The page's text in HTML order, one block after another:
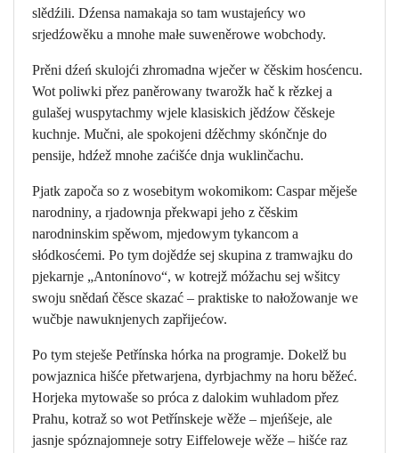
slědźili. Dźensa namakaja so tam wustajeńcy wo
srjedźowěku a mnohe małe suweněrowe wobchody.
Prěni dźeń skulojći zhromadna wječer w čěskim hosćencu.
Wot poliwki přez paněrowany twarožk hač k rězkej a
gulašej wuspytachmy wjele klasiskich jědźow čěskeje
kuchnje. Mučni, ale spokojeni dźěchmy skónčnje do
pensije, hdźež mnohe zaćišće dnja wuklinčachu.
Pjatk započa so z wosebitym wokomikom: Caspar měješe
narodniny, a rjadownja překwapi jeho z čěskim
narodninskim spěwom, mjedowym tykancom a
słódkosćemi. Po tym dojědźe sej skupina z tramwajku do
pjekarnje „Antonínovo“, w kotrejž móžachu sej wšitcy
swoju snědań čěsce skazać – praktiske to nałožowanje we
wučbje nawuknjenych zapřijećow.
Po tym steješe Petřínska hórka na programje. Dokelž bu
powjaznica hišće přetwarjena, dyrbjachmy na horu běžeć.
Horjeka mytowaše so próca z dalokim wuhladom přez
Prahu, kotraž so wot Petřínskeje wěže – mjeńšeje, ale
jasnje spóznajomneje sotry Eiffeloweje wěže – hišće raz